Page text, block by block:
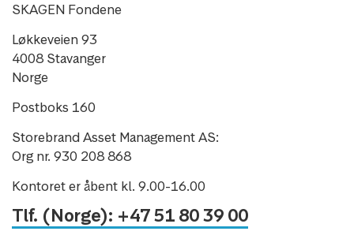
SKAGEN Fondene
Løkkeveien 93
4008 Stavanger
Norge
Postboks 160
Storebrand Asset Management AS:
Org nr. 930 208 868
Kontoret er åbent kl. 9.00-16.00
Tlf. (Norge): +47 51 80 39 00